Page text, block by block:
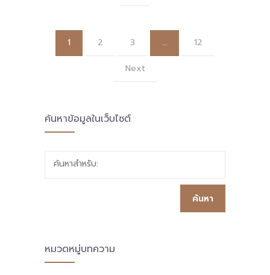
1 2 3 … 12
Next
ค้นหาข้อมูลในเว็บไซต์
ค้นหาสำหรับ:
หมวดหมู่บทความ